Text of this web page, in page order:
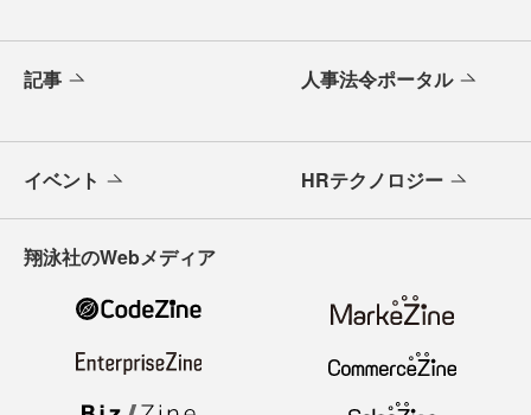
記事 人事法令ポータル
イベント HRテクノロジー
翔泳社のWebメディア